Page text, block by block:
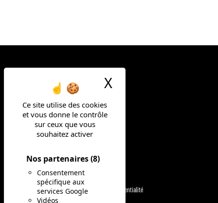
Ce site utilise des cookies
et vous donne le contrôle
sur ceux que vous
souhaitez activer
Nos partenaires(8)
Consentement
spécifique aux
services Google
Vidéos
X
FAIS LA DIFF
NOS MÉTIERS
NOS OFFRES
Mentions légales
Politique de confidentialité